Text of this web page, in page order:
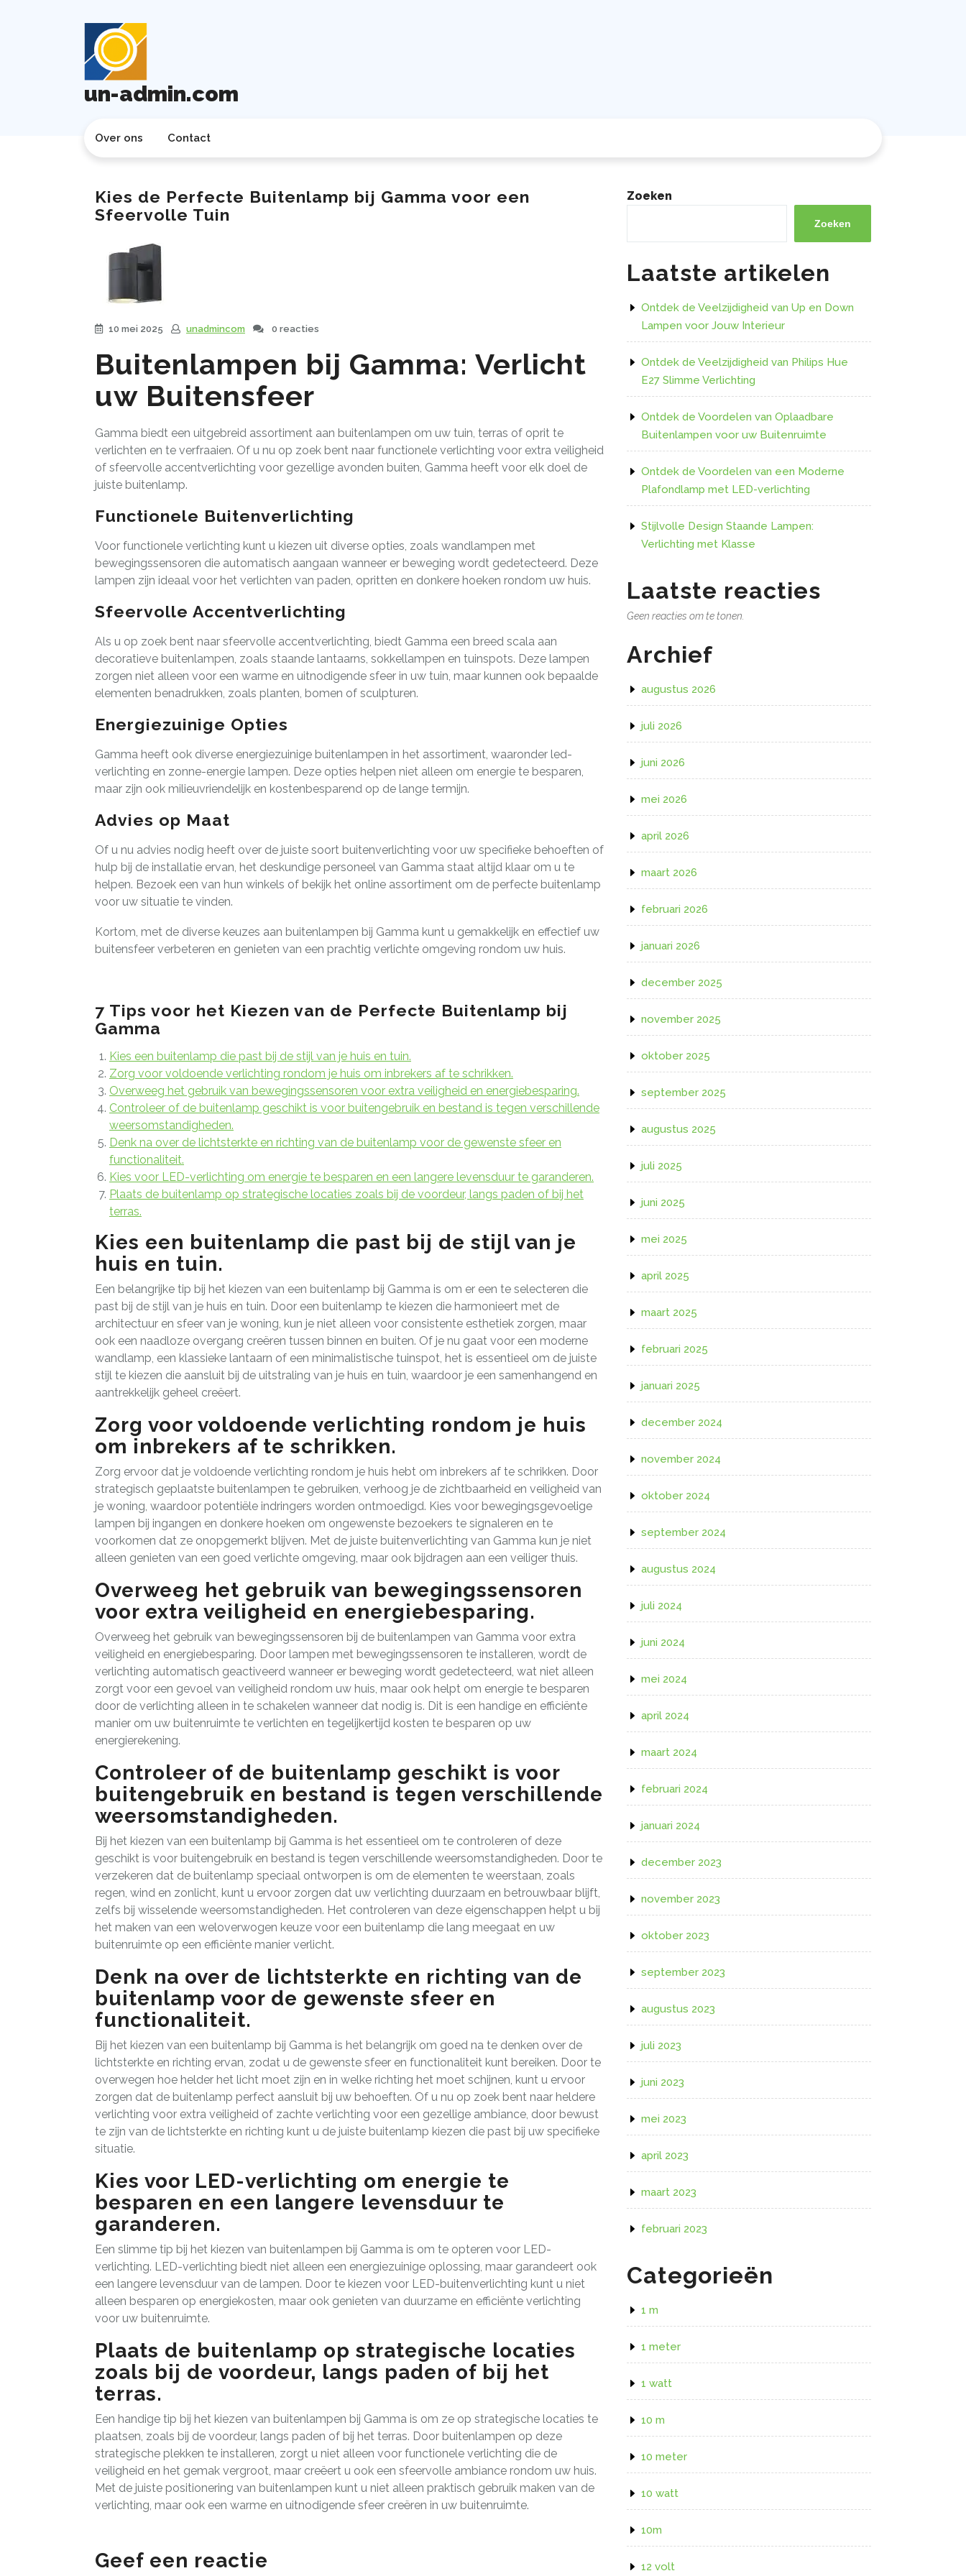
un-admin.com
Over ons Contact
Kies de Perfecte Buitenlamp bij Gamma voor een
Sfeervolle Tuin
10 mei 2025 unadmincom 0 reacties
Buitenlampen bij Gamma: Verlicht
uw Buitensfeer
Gamma biedt een uitgebreid assortiment aan buitenlampen om uw tuin, terras of oprit te
verlichten en te verfraaien. Of u nu op zoek bent naar functionele verlichting voor extra veiligheid
of sfeervolle accentverlichting voor gezellige avonden buiten, Gamma heeft voor elk doel de
juiste buitenlamp.
Functionele Buitenverlichting
Voor functionele verlichting kunt u kiezen uit diverse opties, zoals wandlampen met
bewegingssensoren die automatisch aangaan wanneer er beweging wordt gedetecteerd. Deze
lampen zijn ideaal voor het verlichten van paden, opritten en donkere hoeken rondom uw huis.
Sfeervolle Accentverlichting
Als u op zoek bent naar sfeervolle accentverlichting, biedt Gamma een breed scala aan
decoratieve buitenlampen, zoals staande lantaarns, sokkellampen en tuinspots. Deze lampen
zorgen niet alleen voor een warme en uitnodigende sfeer in uw tuin, maar kunnen ook bepaalde
elementen benadrukken, zoals planten, bomen of sculpturen.
Energiezuinige Opties
Gamma heeft ook diverse energiezuinige buitenlampen in het assortiment, waaronder led-
verlichting en zonne-energie lampen. Deze opties helpen niet alleen om energie te besparen,
maar zijn ook milieuvriendelijk en kostenbesparend op de lange termijn.
Advies op Maat
Of u nu advies nodig heeft over de juiste soort buitenverlichting voor uw specifieke behoeften of
hulp bij de installatie ervan, het deskundige personeel van Gamma staat altijd klaar om u te
helpen. Bezoek een van hun winkels of bekijk het online assortiment om de perfecte buitenlamp
voor uw situatie te vinden.
Kortom, met de diverse keuzes aan buitenlampen bij Gamma kunt u gemakkelijk en effectief uw
buitensfeer verbeteren en genieten van een prachtig verlichte omgeving rondom uw huis.
7 Tips voor het Kiezen van de Perfecte Buitenlamp bij
Gamma
Kies een buitenlamp die past bij de stijl van je huis en tuin.
Zorg voor voldoende verlichting rondom je huis om inbrekers af te schrikken.
Overweeg het gebruik van bewegingssensoren voor extra veiligheid en energiebesparing.
Controleer of de buitenlamp geschikt is voor buitengebruik en bestand is tegen verschillende
weersomstandigheden.
Denk na over de lichtsterkte en richting van de buitenlamp voor de gewenste sfeer en
functionaliteit.
Kies voor LED-verlichting om energie te besparen en een langere levensduur te garanderen.
Plaats de buitenlamp op strategische locaties zoals bij de voordeur, langs paden of bij het
terras.
Kies een buitenlamp die past bij de stijl van je
huis en tuin.
Een belangrijke tip bij het kiezen van een buitenlamp bij Gamma is om er een te selecteren die
past bij de stijl van je huis en tuin. Door een buitenlamp te kiezen die harmonieert met de
architectuur en sfeer van je woning, kun je niet alleen voor consistente esthetiek zorgen, maar
ook een naadloze overgang creëren tussen binnen en buiten. Of je nu gaat voor een moderne
wandlamp, een klassieke lantaarn of een minimalistische tuinspot, het is essentieel om de juiste
stijl te kiezen die aansluit bij de uitstraling van je huis en tuin, waardoor je een samenhangend en
aantrekkelijk geheel creëert.
Zorg voor voldoende verlichting rondom je huis
om inbrekers af te schrikken.
Zorg ervoor dat je voldoende verlichting rondom je huis hebt om inbrekers af te schrikken. Door
strategisch geplaatste buitenlampen te gebruiken, verhoog je de zichtbaarheid en veiligheid van
je woning, waardoor potentiële indringers worden ontmoedigd. Kies voor bewegingsgevoelige
lampen bij ingangen en donkere hoeken om ongewenste bezoekers te signaleren en te
voorkomen dat ze onopgemerkt blijven. Met de juiste buitenverlichting van Gamma kun je niet
alleen genieten van een goed verlichte omgeving, maar ook bijdragen aan een veiliger thuis.
Overweeg het gebruik van bewegingssensoren
voor extra veiligheid en energiebesparing.
Overweeg het gebruik van bewegingssensoren bij de buitenlampen van Gamma voor extra
veiligheid en energiebesparing. Door lampen met bewegingssensoren te installeren, wordt de
verlichting automatisch geactiveerd wanneer er beweging wordt gedetecteerd, wat niet alleen
zorgt voor een gevoel van veiligheid rondom uw huis, maar ook helpt om energie te besparen
door de verlichting alleen in te schakelen wanneer dat nodig is. Dit is een handige en efficiënte
manier om uw buitenruimte te verlichten en tegelijkertijd kosten te besparen op uw
energierekening.
Controleer of de buitenlamp geschikt is voor
buitengebruik en bestand is tegen verschillende
weersomstandigheden.
Bij het kiezen van een buitenlamp bij Gamma is het essentieel om te controleren of deze
geschikt is voor buitengebruik en bestand is tegen verschillende weersomstandigheden. Door te
verzekeren dat de buitenlamp speciaal ontworpen is om de elementen te weerstaan, zoals
regen, wind en zonlicht, kunt u ervoor zorgen dat uw verlichting duurzaam en betrouwbaar blijft,
zelfs bij wisselende weersomstandigheden. Het controleren van deze eigenschappen helpt u bij
het maken van een weloverwogen keuze voor een buitenlamp die lang meegaat en uw
buitenruimte op een efficiënte manier verlicht.
Denk na over de lichtsterkte en richting van de
buitenlamp voor de gewenste sfeer en
functionaliteit.
Bij het kiezen van een buitenlamp bij Gamma is het belangrijk om goed na te denken over de
lichtsterkte en richting ervan, zodat u de gewenste sfeer en functionaliteit kunt bereiken. Door te
overwegen hoe helder het licht moet zijn en in welke richting het moet schijnen, kunt u ervoor
zorgen dat de buitenlamp perfect aansluit bij uw behoeften. Of u nu op zoek bent naar heldere
verlichting voor extra veiligheid of zachte verlichting voor een gezellige ambiance, door bewust
te zijn van de lichtsterkte en richting kunt u de juiste buitenlamp kiezen die past bij uw specifieke
situatie.
Kies voor LED-verlichting om energie te
besparen en een langere levensduur te
garanderen.
Een slimme tip bij het kiezen van buitenlampen bij Gamma is om te opteren voor LED-
verlichting. LED-verlichting biedt niet alleen een energiezuinige oplossing, maar garandeert ook
een langere levensduur van de lampen. Door te kiezen voor LED-buitenverlichting kunt u niet
alleen besparen op energiekosten, maar ook genieten van duurzame en efficiënte verlichting
voor uw buitenruimte.
Plaats de buitenlamp op strategische locaties
zoals bij de voordeur, langs paden of bij het
terras.
Een handige tip bij het kiezen van buitenlampen bij Gamma is om ze op strategische locaties te
plaatsen, zoals bij de voordeur, langs paden of bij het terras. Door buitenlampen op deze
strategische plekken te installeren, zorgt u niet alleen voor functionele verlichting die de
veiligheid en het gemak vergroot, maar creëert u ook een sfeervolle ambiance rondom uw huis.
Met de juiste positionering van buitenlampen kunt u niet alleen praktisch gebruik maken van de
verlichting, maar ook een warme en uitnodigende sfeer creëren in uw buitenruimte.
Geef een reactie
Zoeken
Zoeken
Laatste artikelen
Ontdek de Veelzijdigheid van Up en Down
Lampen voor Jouw Interieur
Ontdek de Veelzijdigheid van Philips Hue
E27 Slimme Verlichting
Ontdek de Voordelen van Oplaadbare
Buitenlampen voor uw Buitenruimte
Ontdek de Voordelen van een Moderne
Plafondlamp met LED-verlichting
Stijlvolle Design Staande Lampen:
Verlichting met Klasse
Laatste reacties
Geen reacties om te tonen.
Archief
augustus 2026
juli 2026
juni 2026
mei 2026
april 2026
maart 2026
februari 2026
januari 2026
december 2025
november 2025
oktober 2025
september 2025
augustus 2025
juli 2025
juni 2025
mei 2025
april 2025
maart 2025
februari 2025
januari 2025
december 2024
november 2024
oktober 2024
september 2024
augustus 2024
juli 2024
juni 2024
mei 2024
april 2024
maart 2024
februari 2024
januari 2024
december 2023
november 2023
oktober 2023
september 2023
augustus 2023
juli 2023
juni 2023
mei 2023
april 2023
maart 2023
februari 2023
Categorieën
1 m
1 meter
1 watt
10 m
10 meter
10 watt
10m
12 volt